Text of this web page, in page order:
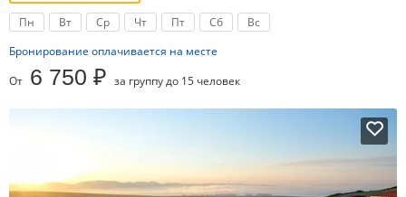
Пн Вт Ср Чт Пт Сб
Вс
Бронирование оплачивается на месте
От 6 750 ₽ за группу до 15 человек